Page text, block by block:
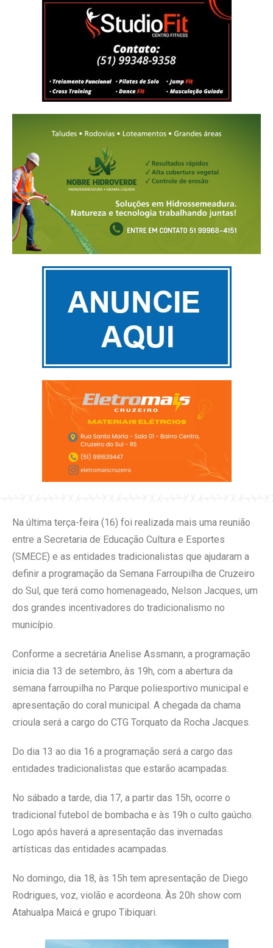
Na última terça-feira (16) foi realizada mais uma reunião
entre a Secretaria de Educação Cultura e Esportes
(SMECE) e as entidades tradicionalistas que ajudaram a
definir a programação da Semana Farroupilha de Cruzeiro
do Sul, que terá como homenageado, Nelson Jacques, um
dos grandes incentivadores do tradicionalismo no
município.
Conforme a secretária Anelise Assmann, a programação
inicia dia 13 de setembro, às 19h, com a abertura da
semana farroupilha no Parque poliesportivo municipal e
apresentação do coral municipal. A chegada da chama
crioula será a cargo do CTG Torquato da Rocha Jacques.
Do dia 13 ao dia 16 a programação será a cargo das
entidades tradicionalistas que estarão acampadas.
No sábado a tarde, dia 17, a partir das 15h, ocorre o
tradicional futebol de bombacha e às 19h o culto gaúcho.
Logo após haverá a apresentação das invernadas
artísticas das entidades acampadas.
No domingo, dia 18, às 15h tem apresentação de Diego
Rodrigues, voz, violão e acordeona. Às 20h show com
Atahualpa Maicá e grupo Tibiquari.